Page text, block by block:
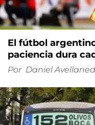
El fútbol
paciencia dura
Por Daniel